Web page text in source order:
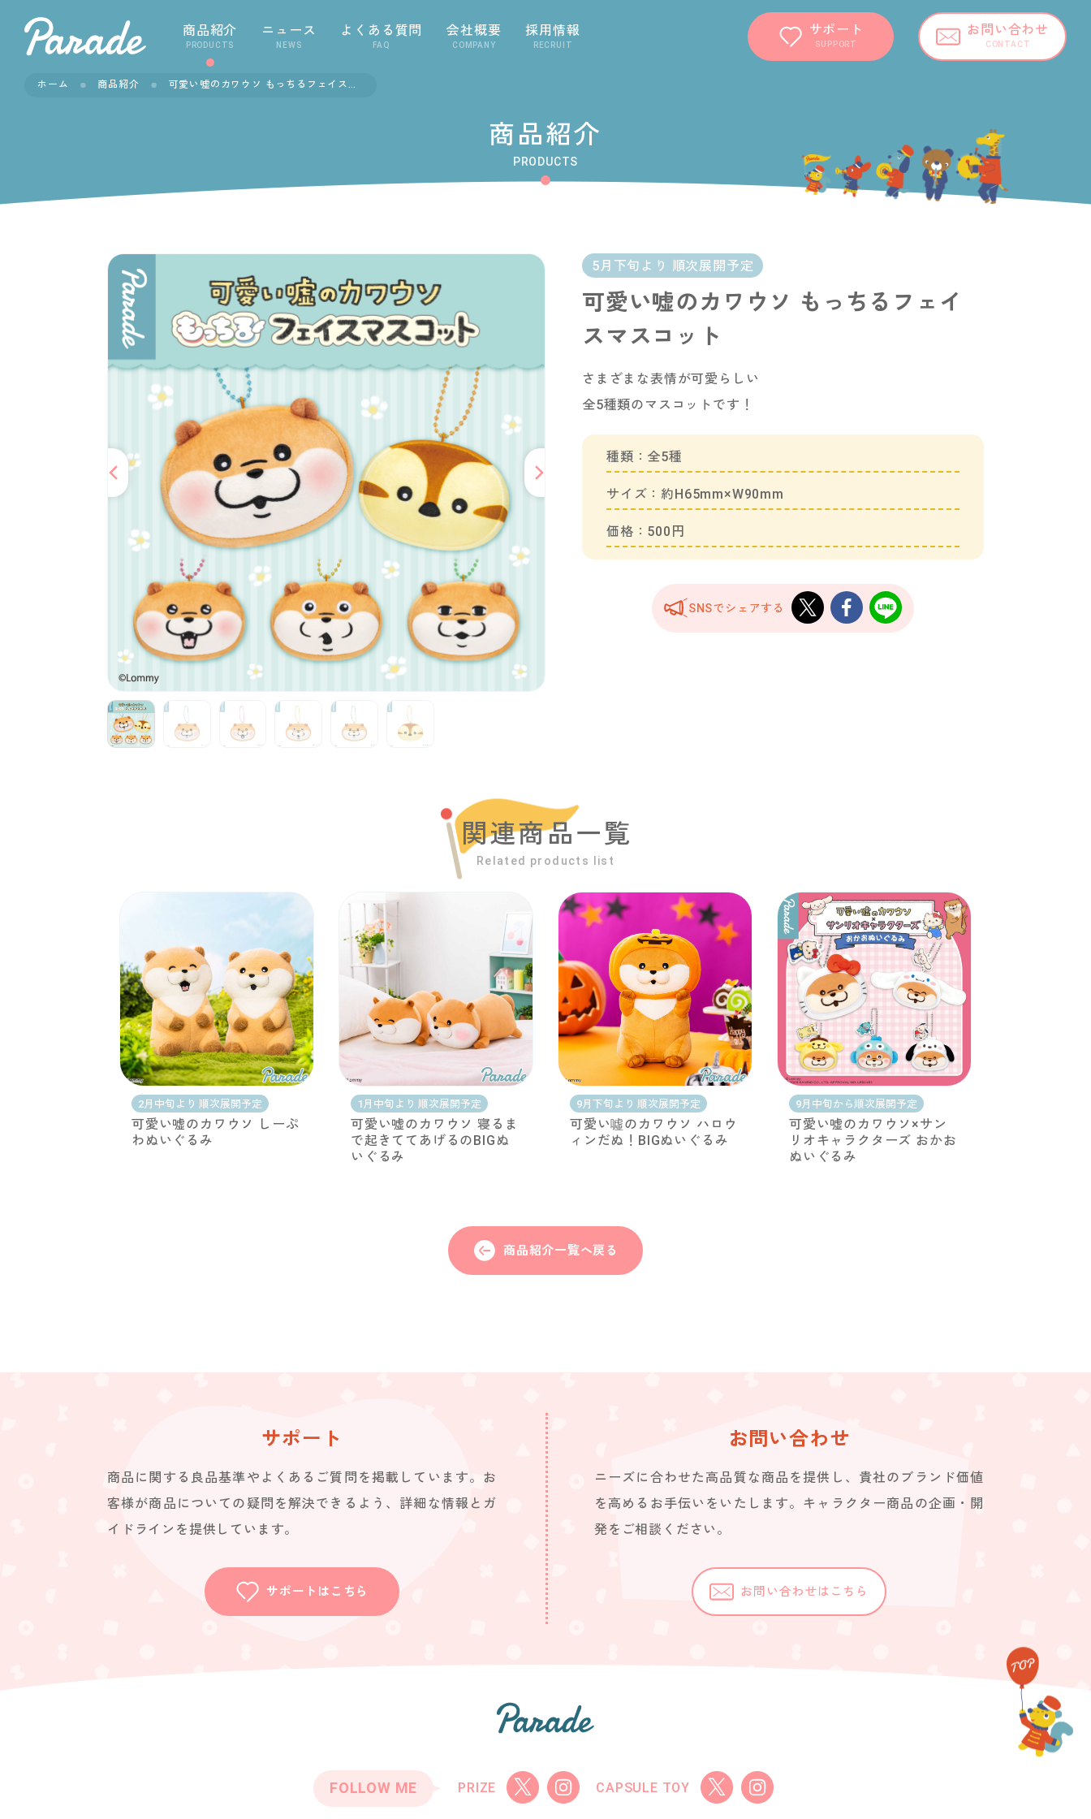
商品紹介
PRODUCTS
ニュース
NEWS
よくある質問
FAQ
会社概要
COMPANY
採用情報
RECRUIT
サポート
SUPPORT
お問い合わせ
CONTACT
ホーム 商品紹介 可愛い嘘のカワウソ もっちるフェイスマスコット
商品紹介
PRODUCTS
5月下旬より 順次展開予定
可愛い嘘のカワウソ もっちるフェイ
スマスコット
さまざまな表情が可愛らしい
全5種類のマスコットです！
種類：全5種
サイズ：約H65mm×W90mm
価格：500円
SNSでシェアする
関連商品一覧
Related products list
2月中旬より 順次展開予定
可愛い嘘のカワウソ しーぷ
わぬいぐるみ
1月中旬より 順次展開予定
可愛い嘘のカワウソ 寝るま
で起きててあげるのBIGぬ
いぐるみ
9月下旬より 順次展開予定
可愛い噓のカワウソ ハロウ
ィンだぬ！BIGぬいぐるみ
9月中旬から順次展開予定
可愛い嘘のカワウソ×サン
リオキャラクターズ おかお
ぬいぐるみ
商品紹介一覧へ戻る
サポート
商品に関する良品基準やよくあるご質問を掲載しています。お
客様が商品についての疑問を解決できるよう、詳細な情報とガ
イドラインを提供しています。
サポートはこちら
お問い合わせ
ニーズに合わせた高品質な商品を提供し、貴社のブランド価値
を高めるお手伝いをいたします。キャラクター商品の企画・開
発をご相談ください。
お問い合わせはこちら
FOLLOW ME PRIZE CAPSULE TOY